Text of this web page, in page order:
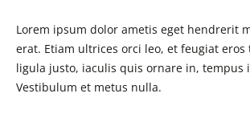
opens
in
new
window
opens
in
new
window
opens
in
new
window
opens
in
new
window
Lorem ipsum dolor ametis eget hendrerit
erat. Etiam ultrices orci leo, et feugiat
ligula justo, iaculis quis ornare in, tempus
Vestibulum et metus nulla.